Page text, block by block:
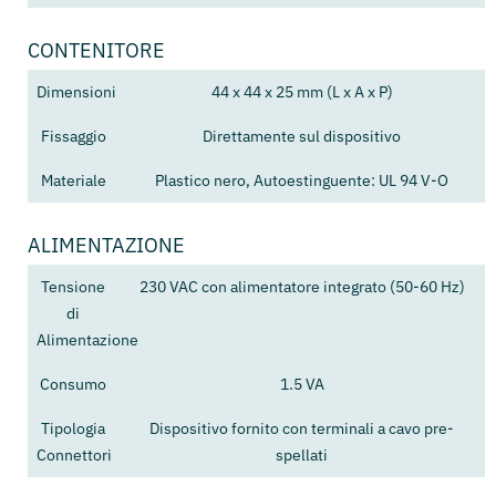
CONTENITORE
Dimensioni 44 x 44 x 25 mm (L x A x P)
Fissaggio Direttamente sul dispositivo
Materiale Plastico nero, Autoestinguente: UL 94 V-O
ALIMENTAZIONE
Tensione
di
Alimentazione
230 VAC con alimentatore integrato (50-60 Hz)
Consumo 1.5 VA
Tipologia
Connettori
Dispositivo fornito con terminali a cavo pre-
spellati